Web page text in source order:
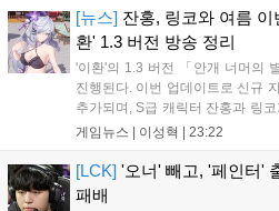
[뉴스] 잔홍, 링코와 여름
환' 1.3 버전 방송 정리
'이환'의 1.3 버전 「안개 너머의
진행된다. 이번 업데이트로 신규
추가되며, S급 캐릭터 잔홍과 링
맞아 비치발리볼, 수상 오토바이
가능한 교환 코드 3종이 제공되며
수 있다....
게임뉴스 | 이성혁 | 23:22
[LCK] '오너' 빼고, '페인터'
패배